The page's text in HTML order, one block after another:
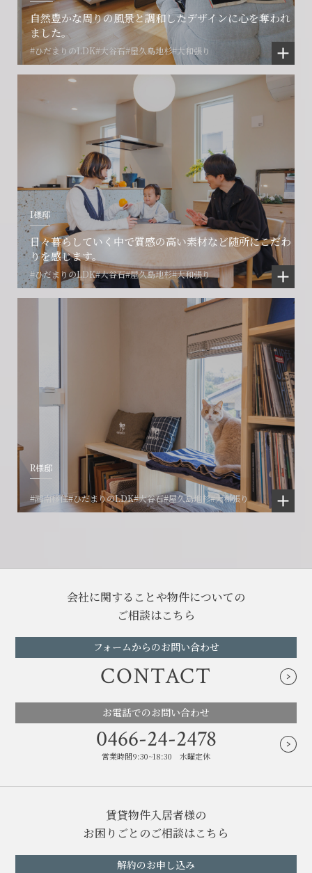
自然豊かな周りの風景と調和したデザインに心を奪われ
ました。
#ひだまりのLDK#大谷石#屋久島地杉#大和張り
I様邸
日々暮らしていく中で質感の高い素材など随所にこだわ
りを感じます。
#ひだまりのLDK#大谷石#屋久島地杉#大和張り
R様邸
#湘南移住#ひだまりのLDK#大谷石#屋久島地杉#大和張り
会社に関することや物件についての
ご相談はこちら
フォームからのお問い合わせ
CONTACT
お電話でのお問い合わせ
0466-24-2478
営業時間9:30~18:30 水曜定休
賃貸物件入居者様の
お困りごとのご相談はこちら
解約のお申し込み